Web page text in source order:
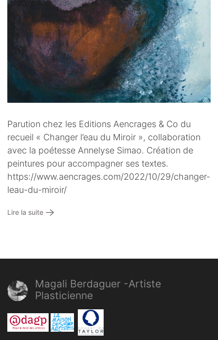
Parution chez les Editions Aencrages & Co du
recueil « Changer l’eau du Miroir », collaboration
avec la poétesse Annelyse Simao. Création de
peintures pour accompagner ses textes.
https://www.aencrages.com/2022/10/29/changer-
leau-du-miroir/
Lire la suite
Magali Berdaguer -Artiste
Plasticienne